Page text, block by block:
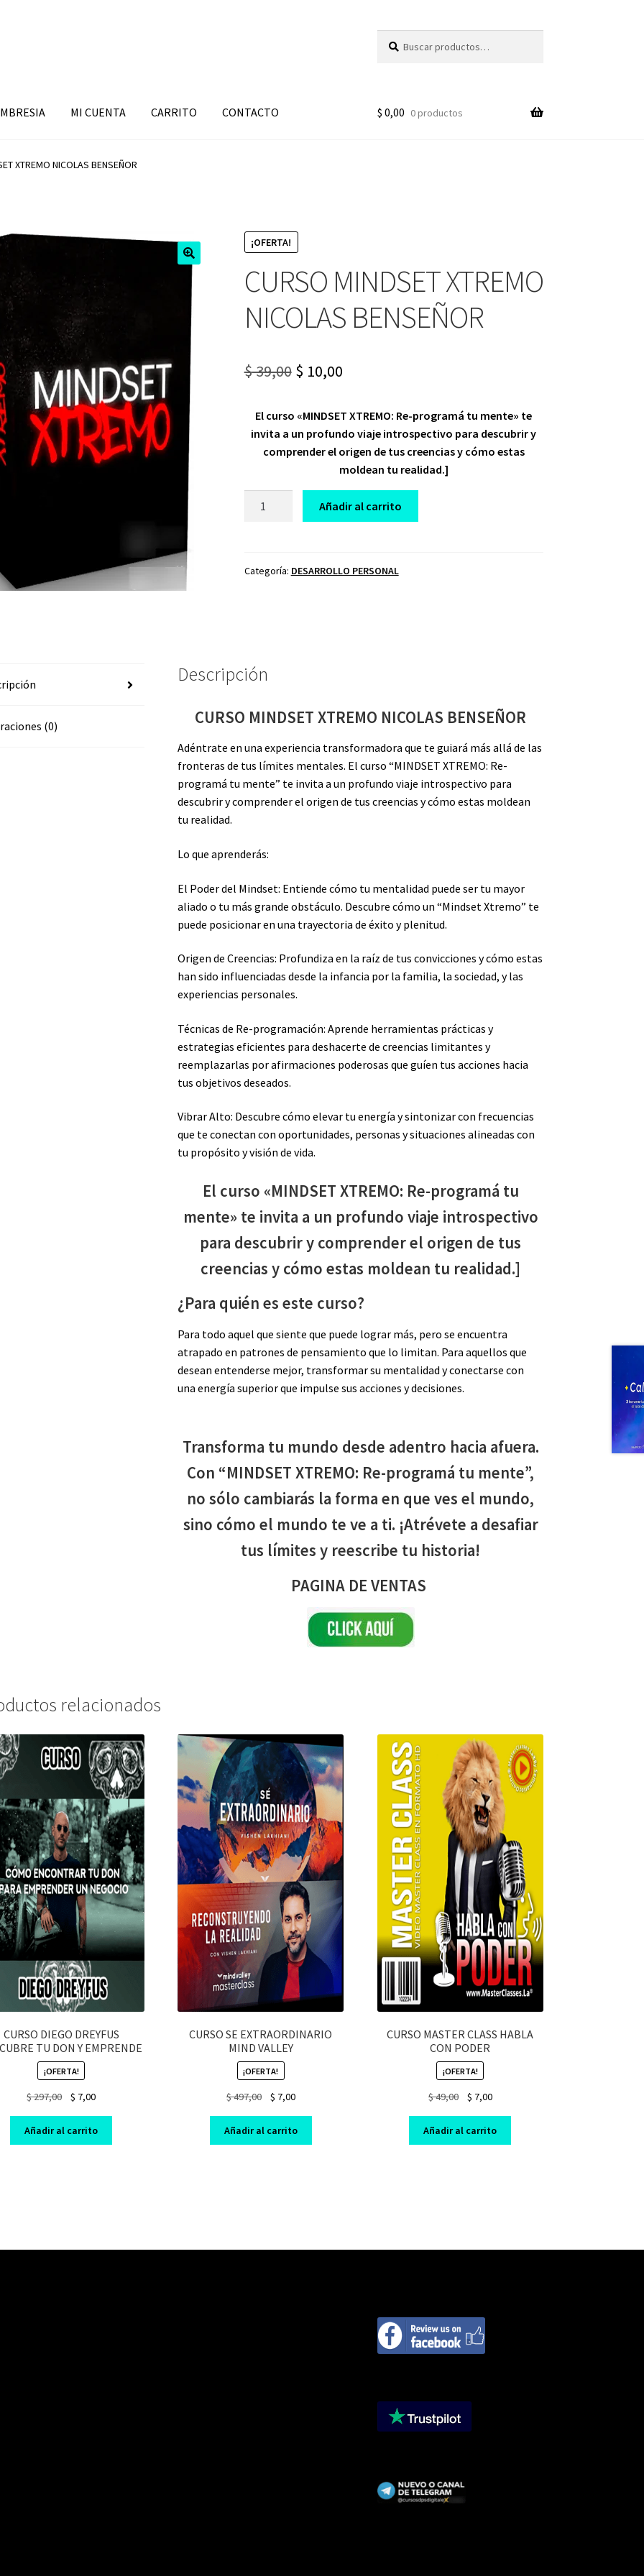
por:
MI CUENTA CARRITO CONTACTO $ 0,00 0 productos
XTREMO NICOLAS BENSEÑOR
¡OFERTA!
CURSO MINDSET XTREMO
NICOLAS BENSEÑOR
$39,00 Original
was:
$ 39,00.
$ 10,00Current
is:
$ 10,00.
El curso «MINDSET XTREMO: Re-programá tu mente» te
invita a un profundo viaje introspectivo para descubrir y
comprender el origen de tus creencias y cómo estas
moldean tu realidad.]
BENSEÑOR
Añadir al carrito
Categoría: DESARROLLO PERSONAL
(0)
Descripción
CURSO MINDSET XTREMO NICOLAS BENSEÑOR
Adéntrate en una experiencia transformadora que te guiará más allá de las
fronteras de tus límites mentales. El curso “MINDSET XTREMO: Re-
programá tu mente” te invita a un profundo viaje introspectivo para
descubrir y comprender el origen de tus creencias y cómo estas moldean
tu realidad.
Lo que aprenderás:
El Poder del Mindset: Entiende cómo tu mentalidad puede ser tu mayor
aliado o tu más grande obstáculo. Descubre cómo un “Mindset Xtremo” te
puede posicionar en una trayectoria de éxito y plenitud.
Origen de Creencias: Profundiza en la raíz de tus convicciones y cómo estas
han sido influenciadas desde la infancia por la familia, la sociedad, y las
experiencias personales.
Técnicas de Re-programación: Aprende herramientas prácticas y
estrategias eficientes para deshacerte de creencias limitantes y
reemplazarlas por afirmaciones poderosas que guíen tus acciones hacia
tus objetivos deseados.
Vibrar Alto: Descubre cómo elevar tu energía y sintonizar con frecuencias
que te conectan con oportunidades, personas y situaciones alineadas con
tu propósito y visión de vida.
El curso «MINDSET XTREMO: Re-programá tu
mente» te invita a un profundo viaje introspectivo
para descubrir y comprender el origen de tus
creencias y cómo estas moldean tu realidad.]
¿Para quién es este curso?
Para todo aquel que siente que puede lograr más, pero se encuentra
atrapado en patrones de pensamiento que lo limitan. Para aquellos que
desean entenderse mejor, transformar su mentalidad y conectarse con
una energía superior que impulse sus acciones y decisiones.
Transforma tu mundo desde adentro hacia afuera.
Con “MINDSET XTREMO: Re-programá tu mente”,
no sólo cambiarás la forma en que ves el mundo,
sino cómo el mundo te ve a ti. ¡Atrévete a desafiar
tus límites y reescribe tu historia!
PAGINA DE VENTAS
relacionados
CURSO DIEGO DREYFUS
TU DON Y EMPRENDE
¡OFERTA!
$297,00
Original
was:
$ 297,00.
$ 7,00Current
is:
$ 7,00.
Añadir al carrito
CURSO SE EXTRAORDINARIO
MIND VALLEY
¡OFERTA!
$497,00
Original
was:
$ 497,00.
$ 7,00Current
is:
$ 7,00.
Añadir al carrito
CURSO MASTER CLASS HABLA
CON PODER
¡OFERTA!
$49,00
Original
was:
$ 49,00.
$ 7,00Current
is:
$ 7,00.
Añadir al carrito